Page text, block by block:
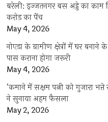
बरेली: इज्जतनगर बस अड्डे का काम
करोड़ का पेंच
May 4, 2026
नोएडा के ग्रामीण क्षेत्रों में घर
पास कराना होगा जरूरी
May 4, 2026
‘कमाने में सक्षम पत्नी को गुजारा
ने सुनाया अहम फैसला
May 2, 2026